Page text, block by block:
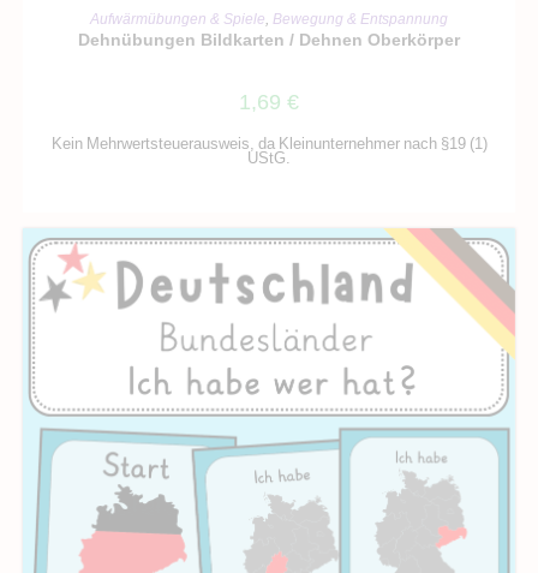
IN DEN WARENKORB
Aufwärmübungen & Spiele, Bewegung & Entspannung
Dehnübungen Bildkarten / Dehnen Oberkörper
1,69 €
Kein Mehrwertsteuerausweis, da Kleinunternehmer nach §19 (1)
UStG.